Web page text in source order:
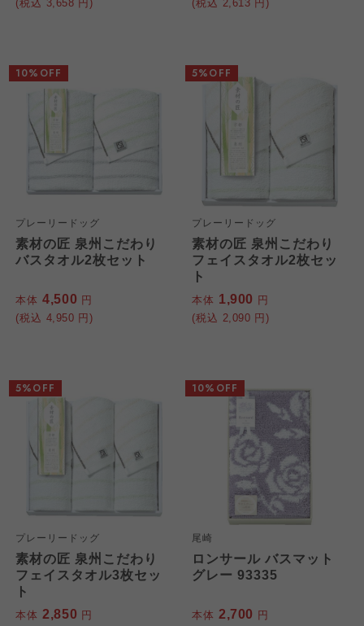
(税込 3,658 円)
(税込 2,613 円)
プレーリードッグ
素材の匠 泉州こだわり
バスタオル2枚セット
本体 4,500 円
(税込 4,950 円)
10%OFF
プレーリードッグ
素材の匠 泉州こだわり
フェイスタオル2枚セッ
ト
本体 1,900 円
(税込 2,090 円)
5%OFF
プレーリードッグ
素材の匠 泉州こだわり
フェイスタオル3枚セッ
ト
本体 2,850 円
5%OFF
尾崎
ロンサール バスマット
グレー 93335
本体 2,700 円
10%OFF